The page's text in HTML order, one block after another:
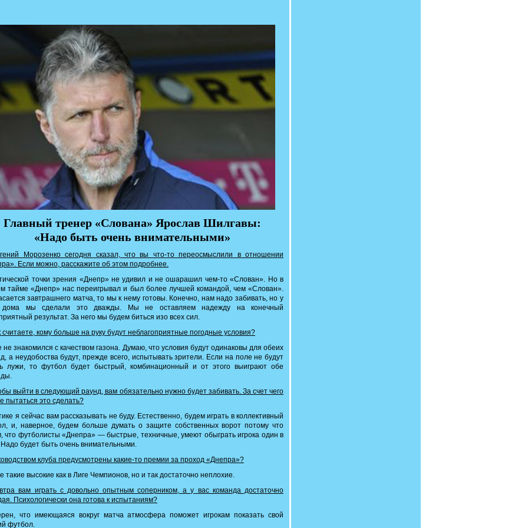
Главный тренер «Слована» Ярослав Шилгавы:
«Надо быть очень внимательными»
Морозенко сегодня сказал, что вы что-то переосмыслили в отношении
Если можно, расскажите об этом подробнее.
точки зрения «Днепр» не удивил и не ошарашил чем-то «Слован». Но в
тайме «Днепр» нас переигрывал и был более лучшей командой, чем «Слован».
завтрашнего матча, то мы к нему готовы. Конечно, нам надо забивать, но у
дома мы сделали это дважды. Мы не оставляем надежду на конечный
результат. За него мы будем биться изо всех сил.
кому больше на руку будут неблагоприятные погодные условия?
знакомился с качеством газона. Думаю, что условия будут одинаковы для обеих
а неудобоства будут, прежде всего, испытывать зрители. Если на поле не будут
лужи, то футбол будет быстрый, комбинационный и от этого выиграют обе
выйти в следующий раунд, вам обязательно нужно будет забивать. За счет чего
пытаться это сделать?
я сейчас вам рассказывать не буду. Естественно, будем играть в коллективный
и, наверное, будем больше думать о защите собственных ворот потому что
что футболисты «Днепра» — быстрые, техничные, умеют обыграть игрока один в
будет быть очень внимательными.
клуба предусмотрены какие-то премии за проход «Днепра»?
такие высокие как в Лиге Чемпионов, но и так достаточно неплохие.
вам играть с довольно опытным соперником, а у вас команда достаточно
Психологически она готова к испытаниям?
что имеющаяся вокруг матча атмосфера поможет игрокам показать свой
футбол.